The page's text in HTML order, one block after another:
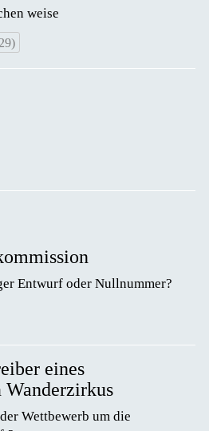
weise
Entwurf oder Nullnummer?
eines
Wettbewerb um die